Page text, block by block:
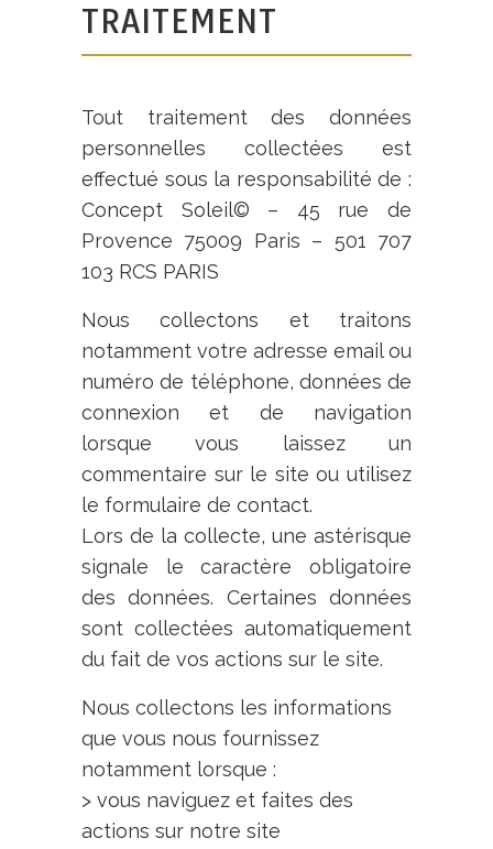
TRAITEMENT
Tout traitement des données
personnelles collectées est
effectué sous la responsabilité de :
Concept Soleil© – 45 rue de
Provence 75009 Paris – 501 707
103 RCS PARIS
Nous collectons et traitons
notamment votre adresse email ou
numéro de téléphone, données de
connexion et de navigation
lorsque vous laissez un
commentaire sur le site ou utilisez
le formulaire de contact.
Lors de la collecte, une astérisque
signale le caractère obligatoire
des données. Certaines données
sont collectées automatiquement
du fait de vos actions sur le site.
Nous collectons les informations
que vous nous fournissez
notamment lorsque :
> vous naviguez et faites des
actions sur notre site